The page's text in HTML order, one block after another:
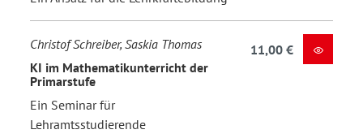
Christof Schreiber, Saskia Thomas
KI im Mathematikunterricht der
Primarstufe
Ein Seminar für
Lehramtsstudierende
11,00 €